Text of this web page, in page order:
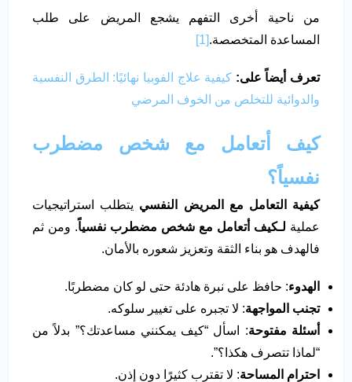
من ناحية أخرى التفهم يشجع المريض على طلب
المساعدة المتخصصة.[1]
تعرف أيضاً على: كيفية علاج الفوبيا نهائيًا: الطرق النفسية
والدوائية للتخلص من الخوف المرضي
كيف أتعامل مع شخص مضطرب
نفسياً؟
كيفية التعامل مع المريض النفسي يتطلب استراتيجيات
عملية لـكيف أتعامل مع شخص مضطرب نفسياً. ومن ثم
فالهدف هو بناء الثقة وتعزيز شعوره بالأمان.
الهدوء: حافظ على نبرة هادئة حتى لو كان مضطربًا.
تجنب المواجهة: لا تجبره على تغيير سلوكه.
أسئلة مفتوحة: اسأل “كيف يمكنني مساعدتك؟” بدلاً من
“لماذا تتصرف هكذا؟”.
احترام المساحة: لا تقترب كثيرًا دون إذن.